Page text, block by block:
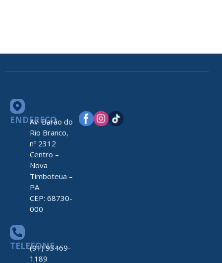
ENDEREÇO
Av. Barão do
Rio Branco,
nº 2312
Centro –
Nova
Timboteua –
PA
CEP: 68730-
000
TELEFONE
(91) 93469-
1189